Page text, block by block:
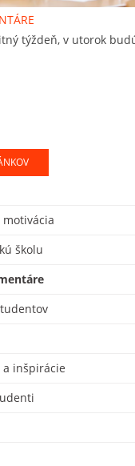
týždeň, v utorok
motivácia
školu
inšpirácie